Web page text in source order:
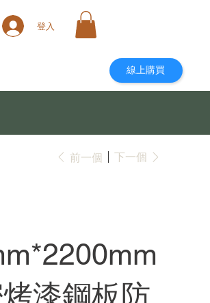
登入
線上購買
前一個 下一個
烤漆鋼板防